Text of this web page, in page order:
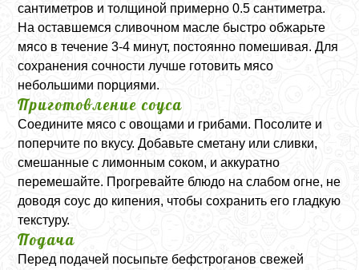
сантиметров и толщиной примерно 0.5 сантиметра.
На оставшемся сливочном масле быстро обжарьте
мясо в течение 3-4 минут, постоянно помешивая. Для
сохранения сочности лучше готовить мясо
небольшими порциями.
Приготовление соуса
Соедините мясо с овощами и грибами. Посолите и
поперчите по вкусу. Добавьте сметану или сливки,
смешанные с лимонным соком, и аккуратно
перемешайте. Прогревайте блюдо на слабом огне, не
доводя соус до кипения, чтобы сохранить его гладкую
текстуру.
Подача
Перед подачей посыпьте бефстроганов свежей